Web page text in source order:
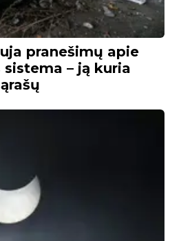
pranešimų apie
– ją kuria